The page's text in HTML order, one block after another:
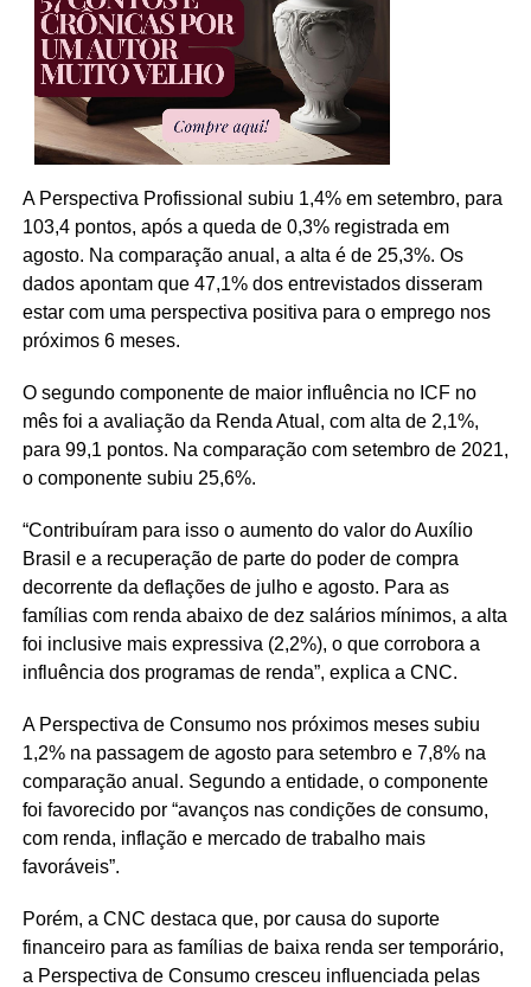
A Perspectiva Profissional subiu 1,4% em setembro, para
103,4 pontos, após a queda de 0,3% registrada em
agosto. Na comparação anual, a alta é de 25,3%. Os
dados apontam que 47,1% dos entrevistados disseram
estar com uma perspectiva positiva para o emprego nos
próximos 6 meses.
O segundo componente de maior influência no ICF no
mês foi a avaliação da Renda Atual, com alta de 2,1%,
para 99,1 pontos. Na comparação com setembro de 2021,
o componente subiu 25,6%.
“Contribuíram para isso o aumento do valor do Auxílio
Brasil e a recuperação de parte do poder de compra
decorrente da deflações de julho e agosto. Para as
famílias com renda abaixo de dez salários mínimos, a alta
foi inclusive mais expressiva (2,2%), o que corrobora a
influência dos programas de renda”, explica a CNC.
A Perspectiva de Consumo nos próximos meses subiu
1,2% na passagem de agosto para setembro e 7,8% na
comparação anual. Segundo a entidade, o componente
foi favorecido por “avanços nas condições de consumo,
com renda, inflação e mercado de trabalho mais
favoráveis”.
Porém, a CNC destaca que, por causa do suporte
financeiro para as famílias de baixa renda ser temporário,
a Perspectiva de Consumo cresceu influenciada pelas